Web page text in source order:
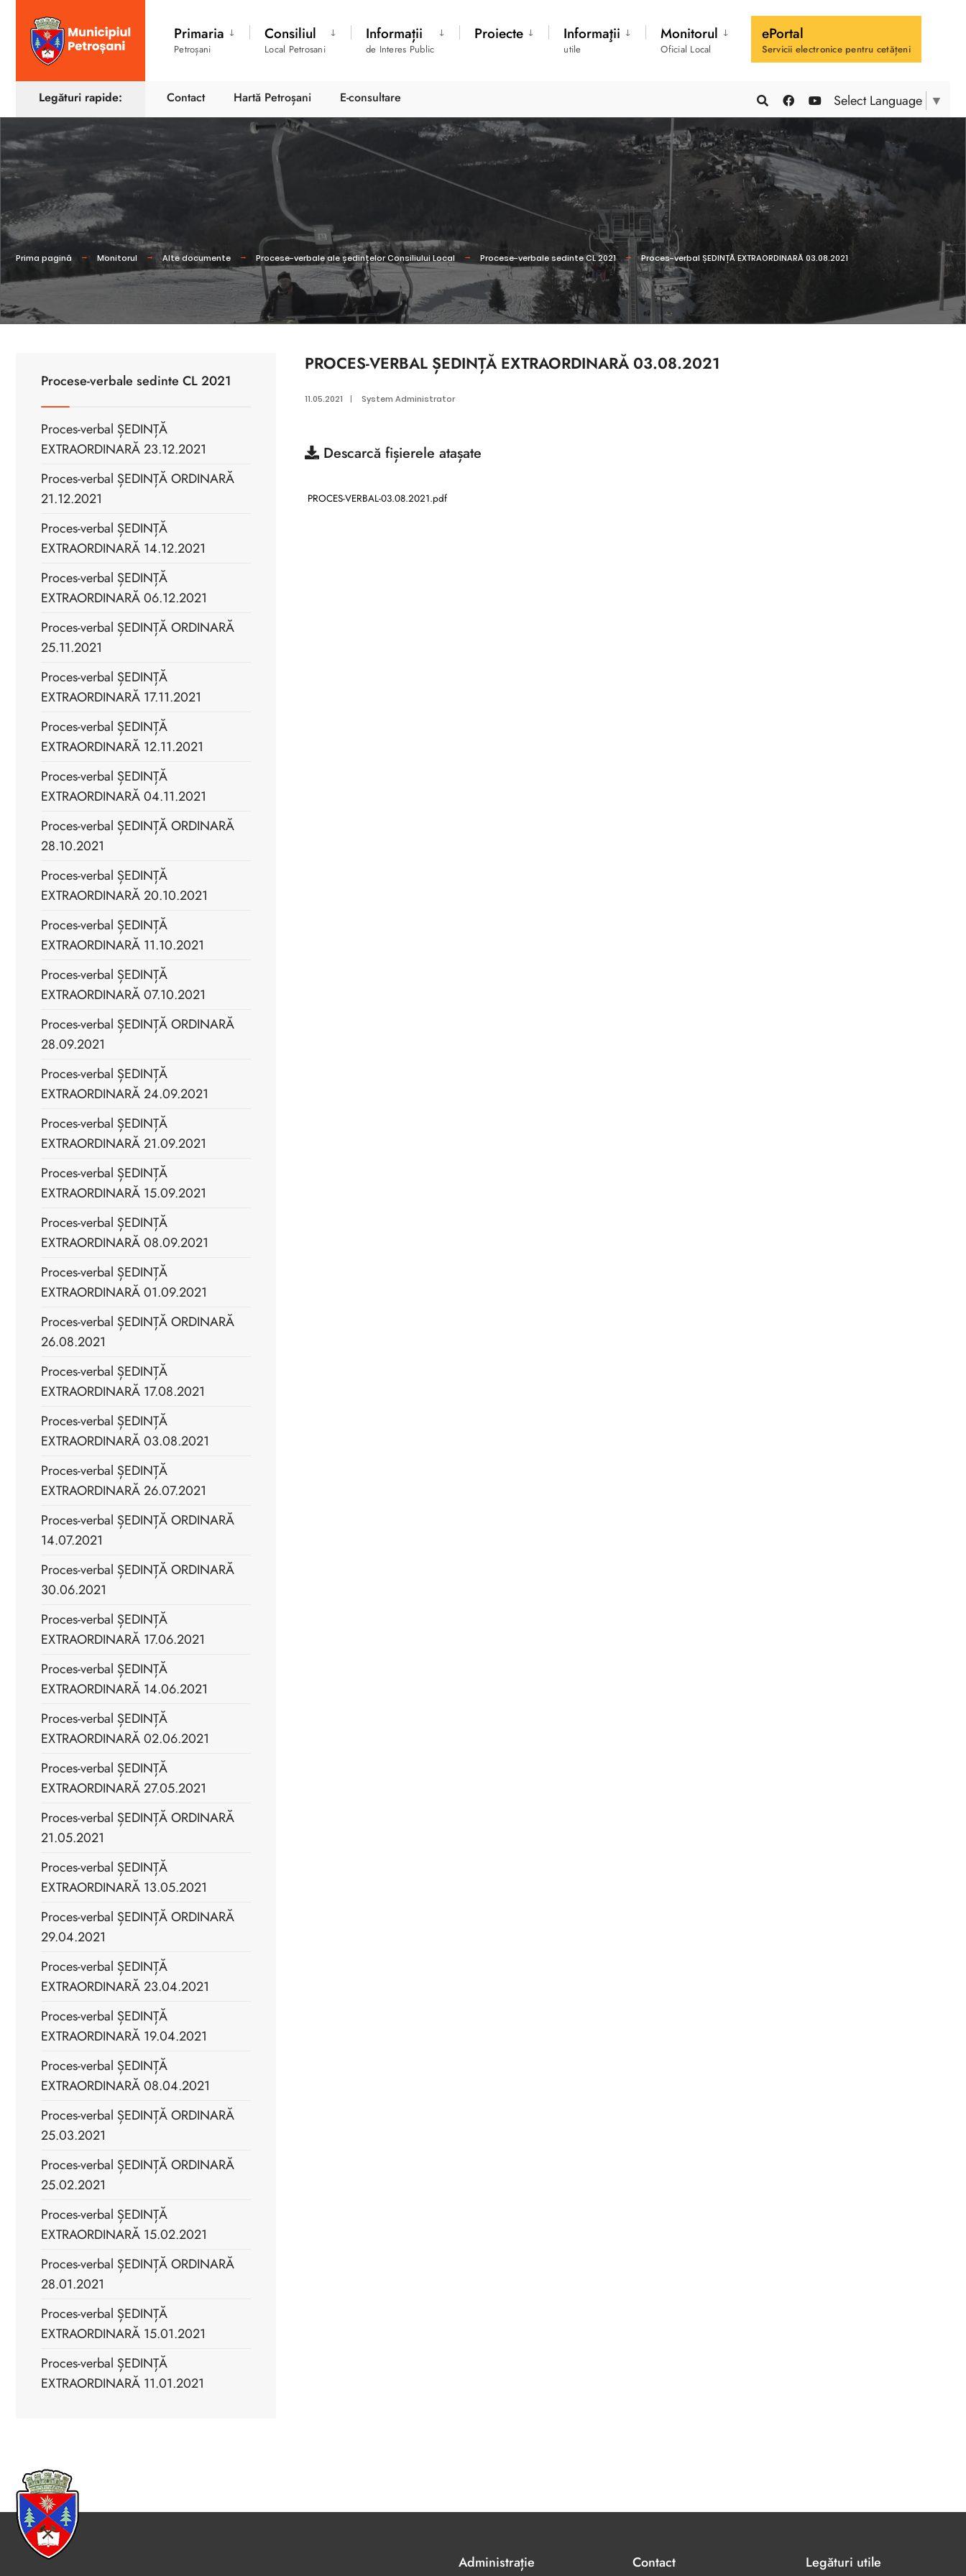
Primaria
Petroșani
Consiliul
Local Petrosani
Informații
de Interes Public
Proiecte Informaţii
utile
Monitorul
Oficial Local
ePortal
Servicii electronice pentru cetățeni
Select Language ▼
Legături rapide: Contact Hartă Petroșani E-consultare
Prima pagină Monitorul Alte documente Procese-verbale ale ședințelor Consiliului Local Procese-verbale sedinte CL 2021 Proces-verbal ȘEDINȚĂ EXTRAORDINARĂ 03.08.2021
PROCES-VERBAL ȘEDINȚĂ EXTRAORDINARĂ 03.08.2021
11.05.2021 | System Administrator
Descarcă fișierele atașate
PROCES-VERBAL-03.08.2021.pdf
Procese-verbale sedinte CL 2021
Proces-verbal ȘEDINȚĂ
EXTRAORDINARĂ 23.12.2021
Proces-verbal ȘEDINȚĂ ORDINARĂ
21.12.2021
Proces-verbal ȘEDINȚĂ
EXTRAORDINARĂ 14.12.2021
Proces-verbal ȘEDINȚĂ
EXTRAORDINARĂ 06.12.2021
Proces-verbal ȘEDINȚĂ ORDINARĂ
25.11.2021
Proces-verbal ȘEDINȚĂ
EXTRAORDINARĂ 17.11.2021
Proces-verbal ȘEDINȚĂ
EXTRAORDINARĂ 12.11.2021
Proces-verbal ȘEDINȚĂ
EXTRAORDINARĂ 04.11.2021
Proces-verbal ȘEDINȚĂ ORDINARĂ
28.10.2021
Proces-verbal ȘEDINȚĂ
EXTRAORDINARĂ 20.10.2021
Proces-verbal ȘEDINȚĂ
EXTRAORDINARĂ 11.10.2021
Proces-verbal ȘEDINȚĂ
EXTRAORDINARĂ 07.10.2021
Proces-verbal ȘEDINȚĂ ORDINARĂ
28.09.2021
Proces-verbal ȘEDINȚĂ
EXTRAORDINARĂ 24.09.2021
Proces-verbal ȘEDINȚĂ
EXTRAORDINARĂ 21.09.2021
Proces-verbal ȘEDINȚĂ
EXTRAORDINARĂ 15.09.2021
Proces-verbal ȘEDINȚĂ
EXTRAORDINARĂ 08.09.2021
Proces-verbal ȘEDINȚĂ
EXTRAORDINARĂ 01.09.2021
Proces-verbal ȘEDINȚĂ ORDINARĂ
26.08.2021
Proces-verbal ȘEDINȚĂ
EXTRAORDINARĂ 17.08.2021
Proces-verbal ȘEDINȚĂ
EXTRAORDINARĂ 03.08.2021
Proces-verbal ȘEDINȚĂ
EXTRAORDINARĂ 26.07.2021
Proces-verbal ȘEDINȚĂ ORDINARĂ
14.07.2021
Proces-verbal ȘEDINȚĂ ORDINARĂ
30.06.2021
Proces-verbal ȘEDINȚĂ
EXTRAORDINARĂ 17.06.2021
Proces-verbal ȘEDINȚĂ
EXTRAORDINARĂ 14.06.2021
Proces-verbal ȘEDINȚĂ
EXTRAORDINARĂ 02.06.2021
Proces-verbal ȘEDINȚĂ
EXTRAORDINARĂ 27.05.2021
Proces-verbal ȘEDINȚĂ ORDINARĂ
21.05.2021
Proces-verbal ȘEDINȚĂ
EXTRAORDINARĂ 13.05.2021
Proces-verbal ȘEDINȚĂ ORDINARĂ
29.04.2021
Proces-verbal ȘEDINȚĂ
EXTRAORDINARĂ 23.04.2021
Proces-verbal ȘEDINȚĂ
EXTRAORDINARĂ 19.04.2021
Proces-verbal ȘEDINȚĂ
EXTRAORDINARĂ 08.04.2021
Proces-verbal ȘEDINȚĂ ORDINARĂ
25.03.2021
Proces-verbal ȘEDINȚĂ ORDINARĂ
25.02.2021
Proces-verbal ȘEDINȚĂ
EXTRAORDINARĂ 15.02.2021
Proces-verbal ȘEDINȚĂ ORDINARĂ
28.01.2021
Proces-verbal ȘEDINȚĂ
EXTRAORDINARĂ 15.01.2021
Proces-verbal ȘEDINȚĂ
EXTRAORDINARĂ 11.01.2021
Administrație Contact Legături utile